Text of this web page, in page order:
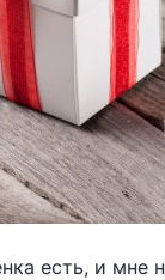
есть, и мне